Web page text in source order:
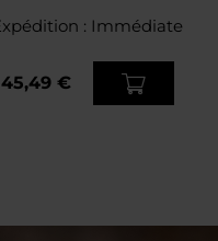
: Immédiate
45,49 €